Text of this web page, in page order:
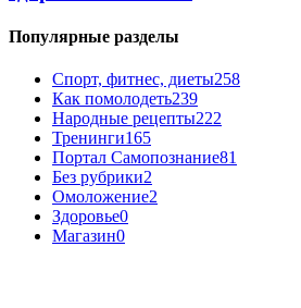
Популярные разделы
Спорт, фитнес, диеты258
Как помолодеть239
Народные рецепты222
Тренинги165
Портал Самопознание81
Без рубрики2
Омоложение2
Здоровье0
Магазин0